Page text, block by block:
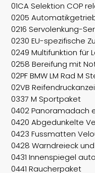
01CA Selektion COP
0205
0216 Servolenkung-
0230 EU-spezifische
0249 Multifunktion für
0258 Bereifung mit
02PF BMW LM Rad M
02VB
0337 M Sportpaket
0402 Panoramadach
0420 Abgedunkelte
0423 Fussmatten
0428 Warndreieck
0431 Innenspiegel
0441 Raucherpaket